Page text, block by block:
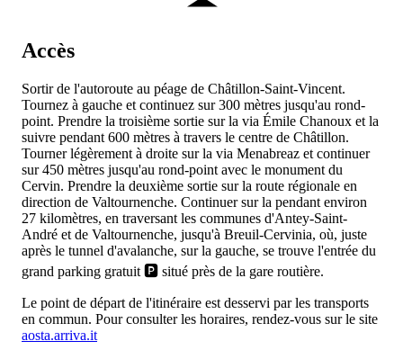
Accès
Sortir de l'autoroute au péage de Châtillon-Saint-Vincent.
Tournez à gauche et continuez sur 300 mètres jusqu'au rond-
point. Prendre la troisième sortie sur la via Émile Chanoux et la
suivre pendant 600 mètres à travers le centre de Châtillon.
Tourner légèrement à droite sur la via Menabreaz et continuer
sur 450 mètres jusqu'au rond-point avec le monument du
Cervin. Prendre la deuxième sortie sur la route régionale en
direction de Valtournenche. Continuer sur la pendant environ
27 kilomètres, en traversant les communes d'Antey-Saint-
André et de Valtournenche, jusqu'à Breuil-Cervinia, où, juste
après le tunnel d'avalanche, sur la gauche, se trouve l'entrée du
grand parking gratuit 🅿️ situé près de la gare routière.
Le point de départ de l'itinéraire est desservi par les transports
en commun. Pour consulter les horaires, rendez-vous sur le site
aosta.arriva.it